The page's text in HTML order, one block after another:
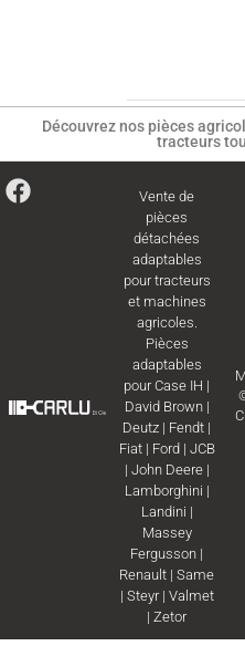
Découvrez nos pièces
tracteurs
Vente de
pièces
détachées
adaptables
pour tracteurs
et machines
agricoles.
Pièces
adaptables
pourCase IH |
David Brown|
Deutz | Fendt |
Fiat| Ford| JCB
| John Deere|
Lamborghini |
Landini |
Massey
Fergusson |
Renault |Same
| Steyr| Valmet
|Zetor